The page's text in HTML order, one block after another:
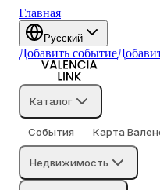
Главная
Русский
Добавить событие
Каталог
События Карта
Недвижимость